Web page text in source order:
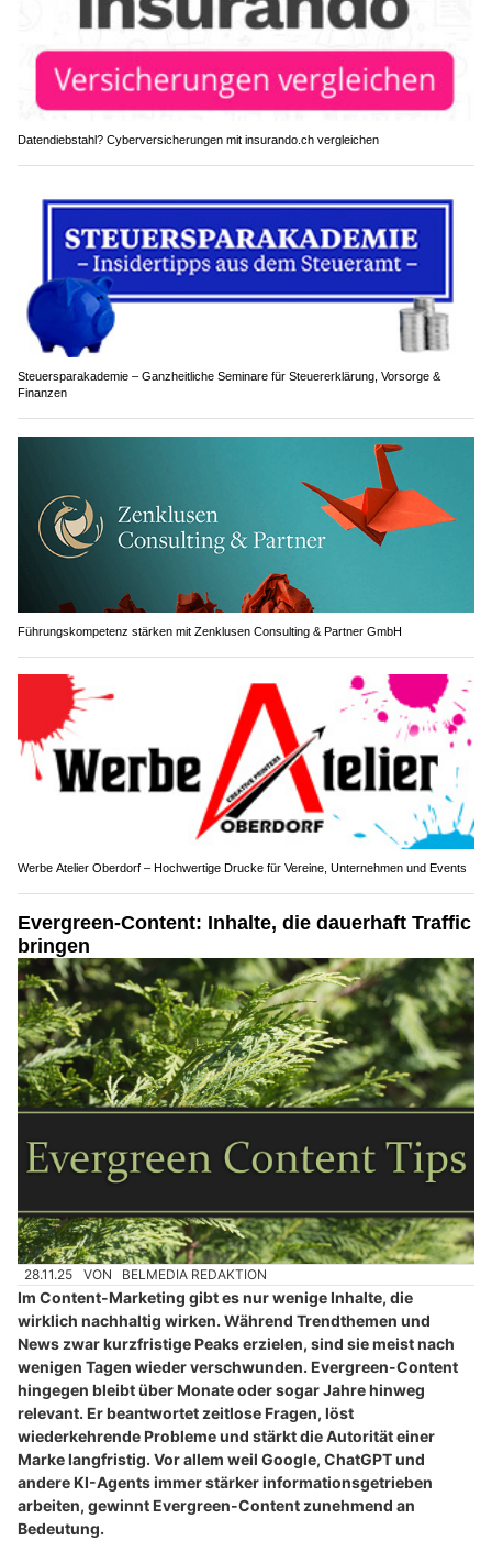
Datendiebstahl? Cyberversicherungen mit insurando.ch vergleichen
Steuersparakademie – Ganzheitliche Seminare für Steuererklärung, Vorsorge &
Finanzen
Führungskompetenz stärken mit Zenklusen Consulting & Partner GmbH
Werbe Atelier Oberdorf – Hochwertige Drucke für Vereine, Unternehmen und Events
Evergreen-Content: Inhalte, die dauerhaft Traffic
bringen
28.11.25 VON BELMEDIA REDAKTION
Im Content-Marketing gibt es nur wenige Inhalte, die
wirklich nachhaltig wirken. Während Trendthemen und
News zwar kurzfristige Peaks erzielen, sind sie meist nach
wenigen Tagen wieder verschwunden. Evergreen-Content
hingegen bleibt über Monate oder sogar Jahre hinweg
relevant. Er beantwortet zeitlose Fragen, löst
wiederkehrende Probleme und stärkt die Autorität einer
Marke langfristig. Vor allem weil Google, ChatGPT und
andere KI-Agents immer stärker informationsgetrieben
arbeiten, gewinnt Evergreen-Content zunehmend an
Bedeutung.